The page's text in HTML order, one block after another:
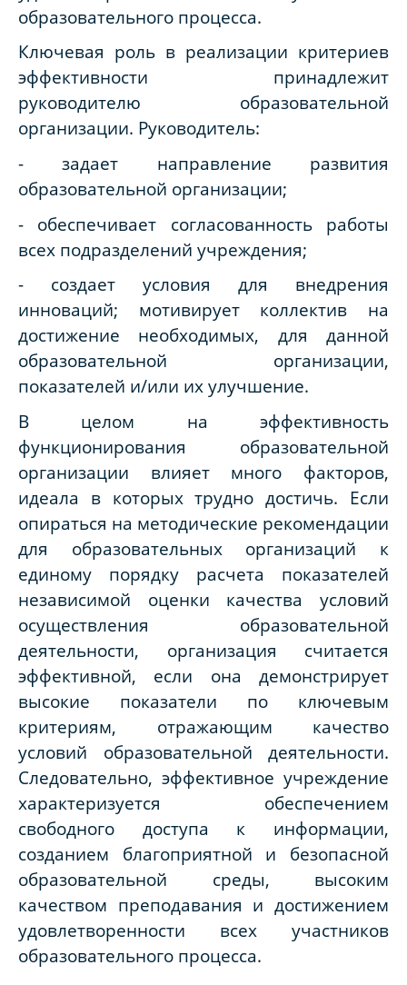
образовательного процесса.
Ключевая роль в реализации критериев
эффективности принадлежит
руководителю образовательной
организации. Руководитель:
- задает направление развития
образовательной организации;
- обеспечивает согласованность работы
всех подразделений учреждения;
- создает условия для внедрения
инноваций; мотивирует коллектив на
достижение необходимых, для данной
образовательной организации,
показателей и/или их улучшение.
В целом на эффективность
функционирования образовательной
организации влияет много факторов,
идеала в которых трудно достичь. Если
опираться на методические рекомендации
для образовательных организаций к
единому порядку расчета показателей
независимой оценки качества условий
осуществления образовательной
деятельности, организация считается
эффективной, если она демонстрирует
высокие показатели по ключевым
критериям, отражающим качество
условий образовательной деятельности.
Следовательно, эффективное учреждение
характеризуется обеспечением
свободного доступа к информации,
созданием благоприятной и безопасной
образовательной среды, высоким
качеством преподавания и достижением
удовлетворенности всех участников
образовательного процесса.